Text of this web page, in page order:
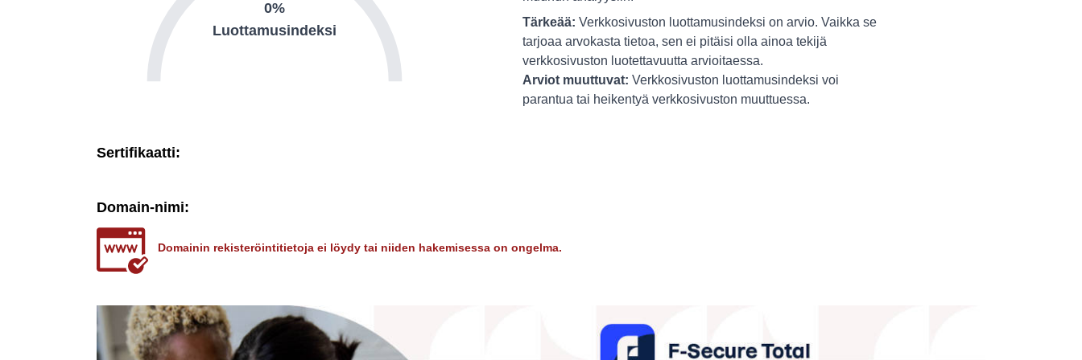
0%
Luottamusindeksi
Tärkeää: Verkkosivuston luottamusindeksi on arvio. Vaikka se
tarjoaa arvokasta tietoa, sen ei pitäisi olla ainoa tekijä
verkkosivuston luotettavuutta arvioitaessa.
Arviot muuttuvat: Verkkosivuston luottamusindeksi voi
parantua tai heikentyä verkkosivuston muuttuessa.
Sertifikaatti:
Domain-nimi:
Domainin rekisteröintitietoja ei löydy tai niiden hakemisessa on ongelma.